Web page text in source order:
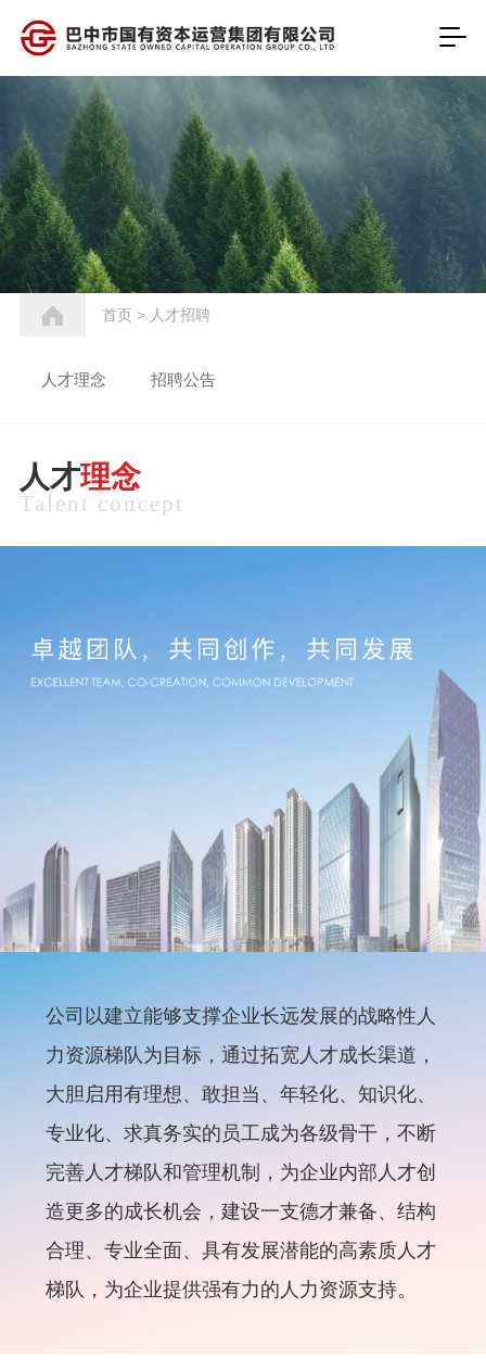
首页> 人才招聘
人才理念 招聘公告
人才理念
Talent concept
公司以建立能够支撑企业长远发展的战略性人
力资源梯队为目标，通过拓宽人才成长渠道，
大胆启用有理想、敢担当、年轻化、知识化、
专业化、求真务实的员工成为各级骨干，不断
完善人才梯队和管理机制，为企业内部人才创
造更多的成长机会，建设一支德才兼备、结构
合理、专业全面、具有发展潜能的高素质人才
梯队，为企业提供强有力的人力资源支持。